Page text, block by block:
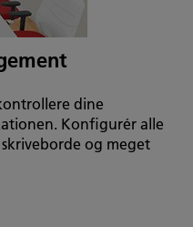
dine
Konfigurér alle
og meget